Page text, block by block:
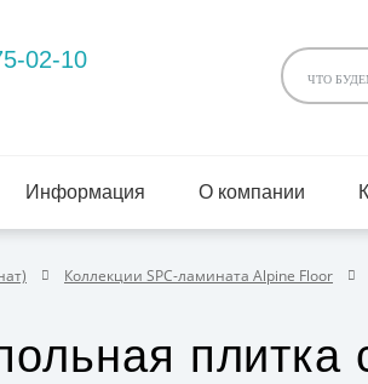
02-10
Информация О компании
Коллекции SPC-ламината Alpine Floor
плитка